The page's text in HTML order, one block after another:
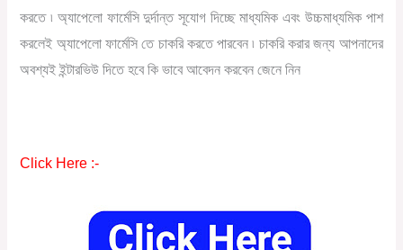
করতে ৷ অ্যাপেলো ফার্মেসি দুর্দান্ত সূযোগ দিচ্ছে মাধ্যমিক এবং উচ্চমাধ্যমিক পাশ
করলেই অ্যাপেলো ফার্মেসি তে চাকরি করতে পারবেন ৷ চাকরি করার জন্য আপনাদের
অবশ্যই ইন্টারভিউ দিতে হবে কি ভাবে আবেদন করবেন জেনে নিন
Click Here :-